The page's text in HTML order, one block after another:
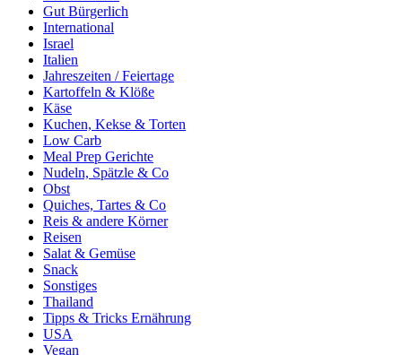
Gut Bürgerlich
International
Israel
Italien
Jahreszeiten / Feiertage
Kartoffeln & Klöße
Käse
Kuchen, Kekse & Torten
Low Carb
Meal Prep Gerichte
Nudeln, Spätzle & Co
Obst
Quiches, Tartes & Co
Reis & andere Körner
Reisen
Salat & Gemüse
Snack
Sonstiges
Thailand
Tipps & Tricks Ernährung
USA
Vegan